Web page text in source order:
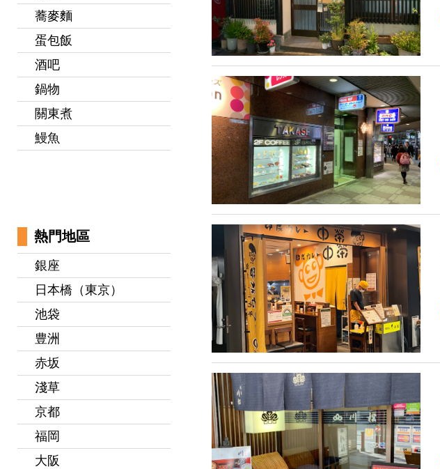
蕎麥麵
蛋包飯
酒吧
鍋物
關東煮
鰻魚
熱門地區
銀座
日本橋（東京）
池袋
豊洲
赤坂
淺草
京都
福岡
大阪